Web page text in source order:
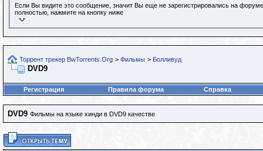
Если Вы видите это сообщение, значит Вы еще не зарегистрировались на
полностью, нажмите на кнопку ниже
Торрент трекер BwTorrents.Org > Фильмы > Болливуд
DVD9
Регистрация Правила форума Справка
DVD9 Фильмы на языке хинди в DVD9 качестве